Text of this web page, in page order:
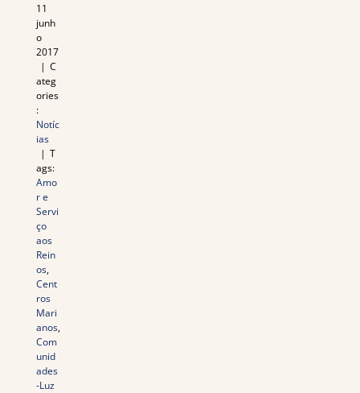
11
junh
o
2017
| C
ateg
ories
:
Notíc
ias
| T
ags:
Amo
r e
Servi
ço
aos
Rein
os,
Cent
ros
Mari
anos,
Com
unid
ades
-Luz